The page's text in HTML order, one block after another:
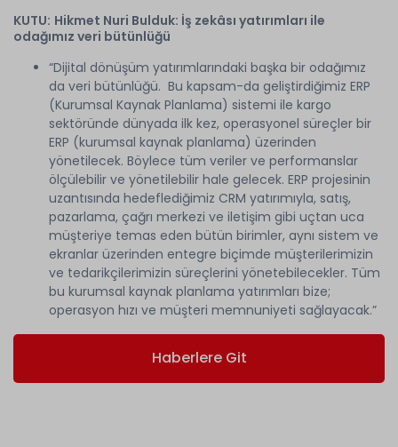
KUTU: Hikmet Nuri Bulduk: İş zekâsı yatırımları ile
odağımız veri bütünlüğü
“Dijital dönüşüm yatırımlarındaki başka bir odağımız
da veri bütünlüğü. Bu kapsam-da geliştirdiğimiz ERP
(Kurumsal Kaynak Planlama) sistemi ile kargo
sektöründe dünyada ilk kez, operasyonel süreçler bir
ERP (kurumsal kaynak planlama) üzerinden
yönetilecek. Böylece tüm veriler ve performanslar
ölçülebilir ve yönetilebilir hale gelecek. ERP projesinin
uzantısında hedeflediğimiz CRM yatırımıyla, satış,
pazarlama, çağrı merkezi ve iletişim gibi uçtan uca
müşteriye temas eden bütün birimler, aynı sistem ve
ekranlar üzerinden entegre biçimde müşterilerimizin
ve tedarikçilerimizin süreçlerini yönetebilecekler. Tüm
bu kurumsal kaynak planlama yatırımları bize;
operasyon hızı ve müşteri memnuniyeti sağlayacak.”
Haberlere Git